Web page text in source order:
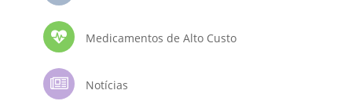
Medicamentos de Alto Custo
Notícias